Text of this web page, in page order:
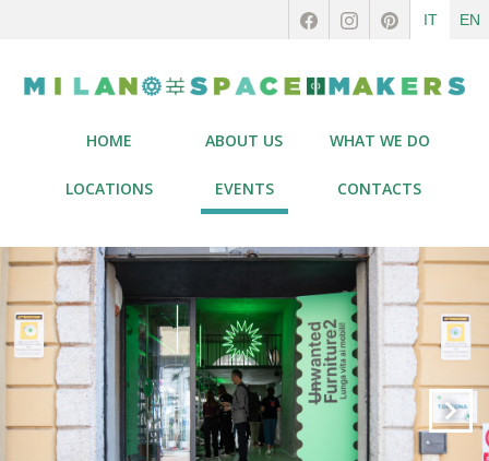
IT EN
HOME ABOUT US WHAT WE DO
LOCATIONS EVENTS CONTACTS